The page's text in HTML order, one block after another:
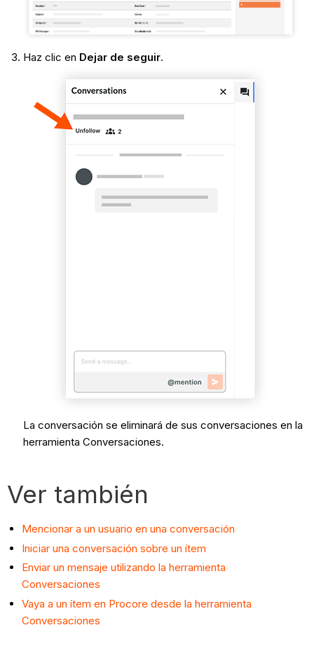
Haz clic en Dejar de seguir.
La conversación se eliminará de sus conversaciones en la
herramienta Conversaciones.
Ver también
Mencionar a un usuario en una conversación
Iniciar una conversación sobre un ítem
Enviar un mensaje utilizando la herramienta
Conversaciones
Vaya a un ítem en Procore desde la herramienta
Conversaciones